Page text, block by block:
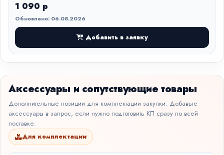
1 090 р
Обновлено: 06.08.2026
Добавить в заявку
Аксессуары и сопутствующие товары
Дополнительные позиции для комплектации закупки. Добавьте
аксессуары в запрос, если нужно подготовить КП сразу по всей
поставке.
Для комплектации